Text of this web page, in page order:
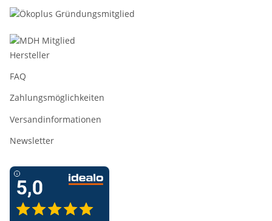
Hersteller
FAQ
Zahlungsmöglichkeiten
Versandinformationen
Newsletter